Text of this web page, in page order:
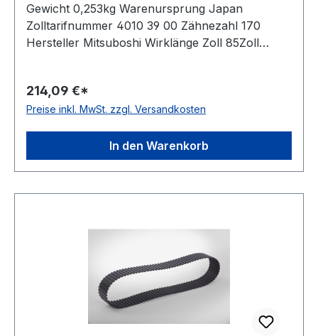
Gewicht 0,253kg Warenursprung Japan
Zolltarifnummer 4010 39 00 Zähnezahl 170
Hersteller Mitsuboshi Wirklänge Zoll 85Zoll
Material Neoprene Zugstrang Glasfaser Norm
DIN 5296 antistatisch ja
214,09 €*
Preise inkl. MwSt. zzgl. Versandkosten
In den Warenkorb